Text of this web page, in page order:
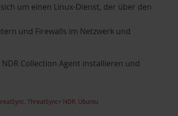
um einen Linux-Dienst, der über den
und Firewalls im Netzwerk und
Collection Agent installieren und
ThreatSync+ NDR Ubuntu